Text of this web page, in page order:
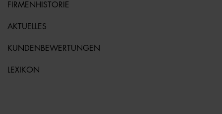
FIRMENHISTORIE
AKTUELLES
KUNDENBEWERTUNGEN
LEXIKON